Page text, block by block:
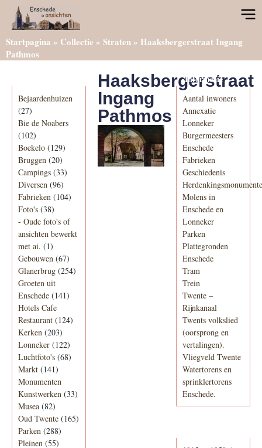
Startpagina » Collectie » Straten» Haaksbergerstraat Ingang
Pathmos
Bejaardenhuizen
(27)
Bie de Noabers
(102)
Boekelo (129)
Bruggen (20)
Campings (33)
Diversen (96)
Fabrieken (104)
Foto's (38)
- Oude foto's of
ansichten bewerkt
met ai. (1)
Gebouwen (67)
Glanerbrug (254)
Groeten uit
Enschede (141)
Hotels Cafe
Restaurant (124)
Kerken (203)
Lonneker (122)
Luchtfoto's (68)
Markt (141)
Monumenten
Kunstwerken (33)
Musea (82)
Oud Twente (165)
Parken (288)
Pleinen (55)
Haaksbergerstraat
Ingang
Pathmos
Informatie
Aantal inwoners
Annexatie
Lonneker
Burgermeesters
Enschede
Fabrieken
Geschiedenis
Molens in
Enschede en
Lonneker
Parken
Plattegronden
Enschede
Tram
Trein
Twente –
Rijnkanaal
Twents volkslied
(oorsprong en
vertalingen).
Vliegveld Twente
Watertorens en
sprinklertorens
Enschede.